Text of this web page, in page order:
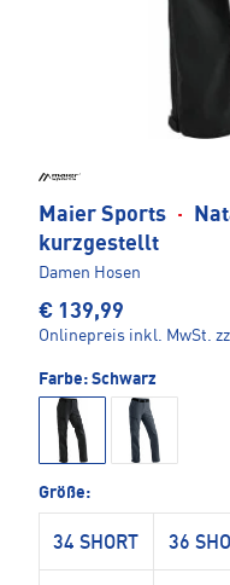
Maier Sports ·
kurzgestellt
Damen Hosen
€ 139,99
Onlinepreis inkl. MwSt.
Farbe: Schwarz
Größe:
34 SHORT 36